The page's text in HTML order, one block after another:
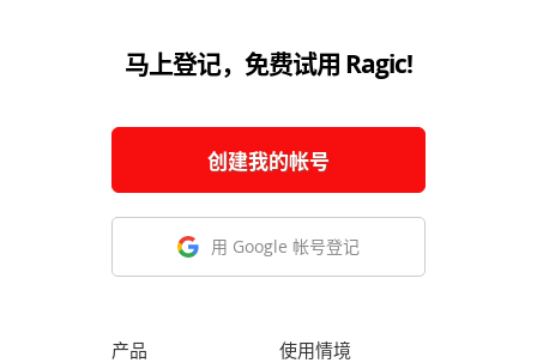
马上登记，免费试用 Ragic!
创建我的帐号
用 Google 帐号登记
产品
使用情境